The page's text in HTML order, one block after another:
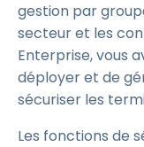
gestion par
secteur et les
Enterprise, vous
déployer et de
sécuriser les
Les fonctions de